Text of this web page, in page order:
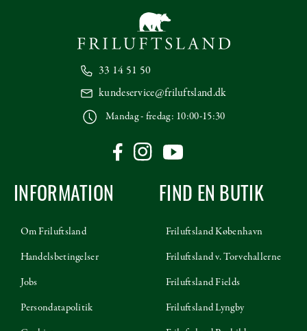
33 14 51 50
kundeservice@friluftsland.dk
Mandag - fredag: 10:00-15:30
INFORMATION
Om Friluftsland
Handelsbetingelser
Jobs
Persondatapolitik
FIND EN BUTIK
Friluftsland København
Friluftsland v. Torvehallerne
Friluftsland Fields
Friluftsland Lyngby